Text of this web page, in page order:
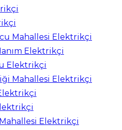
Mahallesi Elektrikçi
Elektrikçi
Elektrikçi
Mahallesi Elektrikçi
Elektrikçi